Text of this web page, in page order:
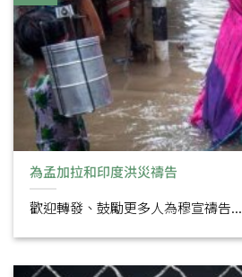
為孟加拉和印度洪災禱告
歡迎轉發、鼓勵更多人為穆宣禱告...